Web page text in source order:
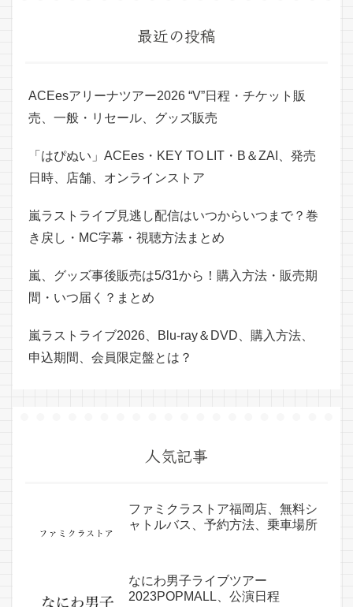
最近の投稿
ACEesアリーナツアー2026 “V”日程・チケット販
売、一般・リセール、グッズ販売
「はぴぬい」ACEes・KEY TO LIT・B＆ZAI、発売
日時、店舗、オンラインストア
嵐ラストライブ見逃し配信はいつからいつまで？巻
き戻し・MC字幕・視聴方法まとめ
嵐、グッズ事後販売は5/31から！購入方法・販売期
間・いつ届く？まとめ
嵐ラストライブ2026、Blu-ray＆DVD、購入方法、
申込期間、会員限定盤とは？
人気記事
ファミクラストア福岡店、無料シ
ャトルバス、予約方法、乗車場所
なにわ男子ライブツアー
2023POPMALL、公演日程